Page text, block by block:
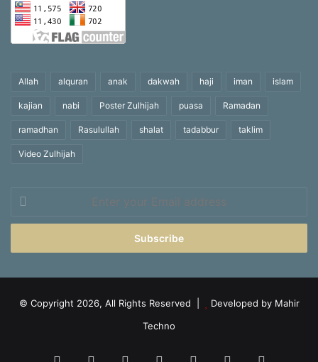
Allah alquran anak dakwah haji iman islam
kajian nabi Poster Zulhijah puasa Ramadan
ramadhan Rasulullah shalat tadabbur taklim
Video Zulhijah
Enter
your
Email
© Copyright 2026, All Rights Reserved |
Developed by Mahir
Techno